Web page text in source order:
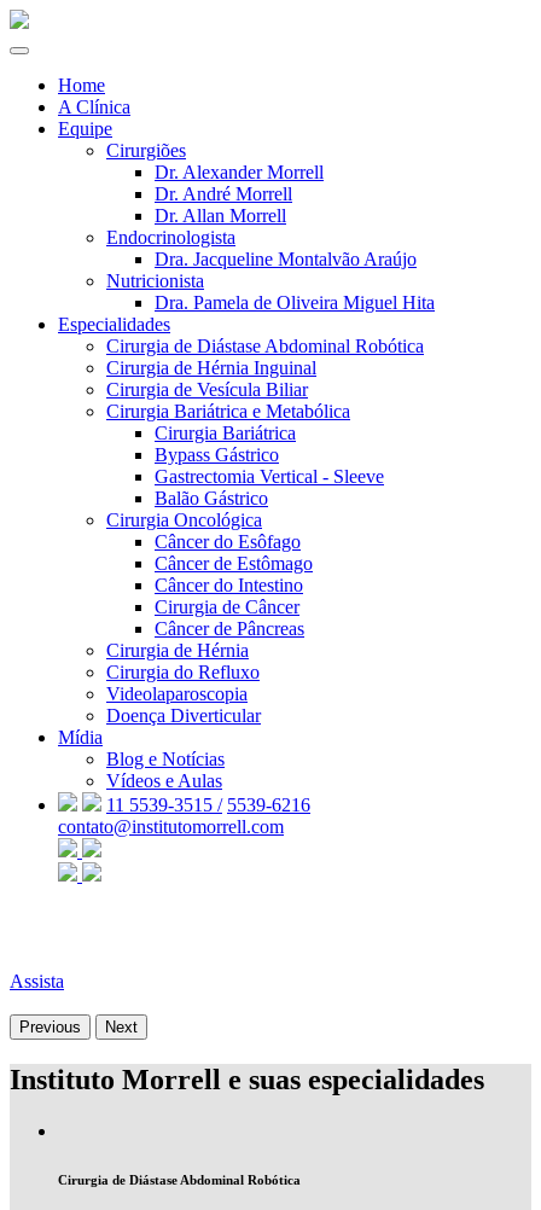
Home
A Clínica
Equipe
Cirurgiões
Dr. Alexander Morrell
Dr. André Morrell
Dr. Allan Morrell
Endocrinologista
Dra. Jacqueline Montalvão Araújo
Nutricionista
Dra. Pamela de Oliveira Miguel Hita
Especialidades
Cirurgia de Diástase Abdominal Robótica
Cirurgia de Hérnia Inguinal
Cirurgia de Vesícula Biliar
Cirurgia Bariátrica e Metabólica
Cirurgia Bariátrica
Bypass Gástrico
Gastrectomia Vertical - Sleeve
Balão Gástrico
Cirurgia Oncológica
Câncer do Esôfago
Câncer de Estômago
Câncer do Intestino
Cirurgia de Câncer
Câncer de Pâncreas
Cirurgia de Hérnia
Cirurgia do Refluxo
Videolaparoscopia
Doença Diverticular
Mídia
Blog e Notícias
Vídeos e Aulas
11 5539-3515 / 5539-6216
contato@institutomorrell.com
Assista
Previous Next
Instituto Morrell e suas especialidades
Cirurgia de Diástase Abdominal Robótica